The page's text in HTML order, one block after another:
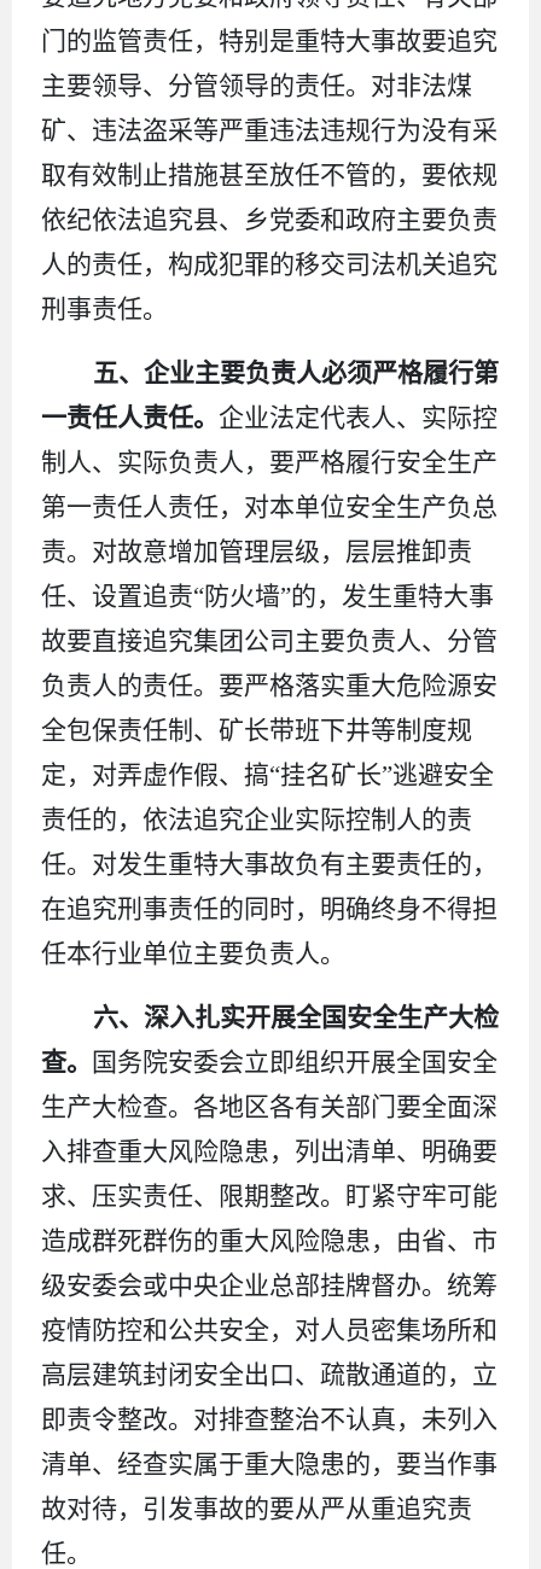
门的监管责任，特别是重特大事故要追究
主要领导、分管领导的责任。对非法煤
矿、违法盗采等严重违法违规行为没有采
取有效制止措施甚至放任不管的，要依规
依纪依法追究县、乡党委和政府主要负责
人的责任，构成犯罪的移交司法机关追究
刑事责任。
五、企业主要负责人必须严格履行第
一责任人责任。 企业法定代表人、实际控
制人、实际负责人，要严格履行安全生产
第一责任人责任，对本单位安全生产负总
责。对故意增加管理层级，层层推卸责
任、设置追责“防火墙”的，发生重特大事
故要直接追究集团公司主要负责人、分管
负责人的责任。要严格落实重大危险源安
全包保责任制、矿长带班下井等制度规
定，对弄虚作假、搞“挂名矿长”逃避安全
责任的，依法追究企业实际控制人的责
任。对发生重特大事故负有主要责任的，
在追究刑事责任的同时，明确终身不得担
任本行业单位主要负责人。
六、深入扎实开展全国安全生产大检
查。
国务院安委会立即组织开展全国安全
生产大检查。各地区各有关部门要全面深
入排查重大风险隐患，列出清单、明确要
求、压实责任、限期整改。盯紧守牢可能
造成群死群伤的重大风险隐患，由省、市
级安委会或中央企业总部挂牌督办。统筹
疫情防控和公共安全，对人员密集场所和
高层建筑封闭安全出口、疏散通道的，立
即责令整改。对排查整治不认真，未列入
清单、经查实属于重大隐患的，要当作事
故对待，引发事故的要从严从重追究责
任。